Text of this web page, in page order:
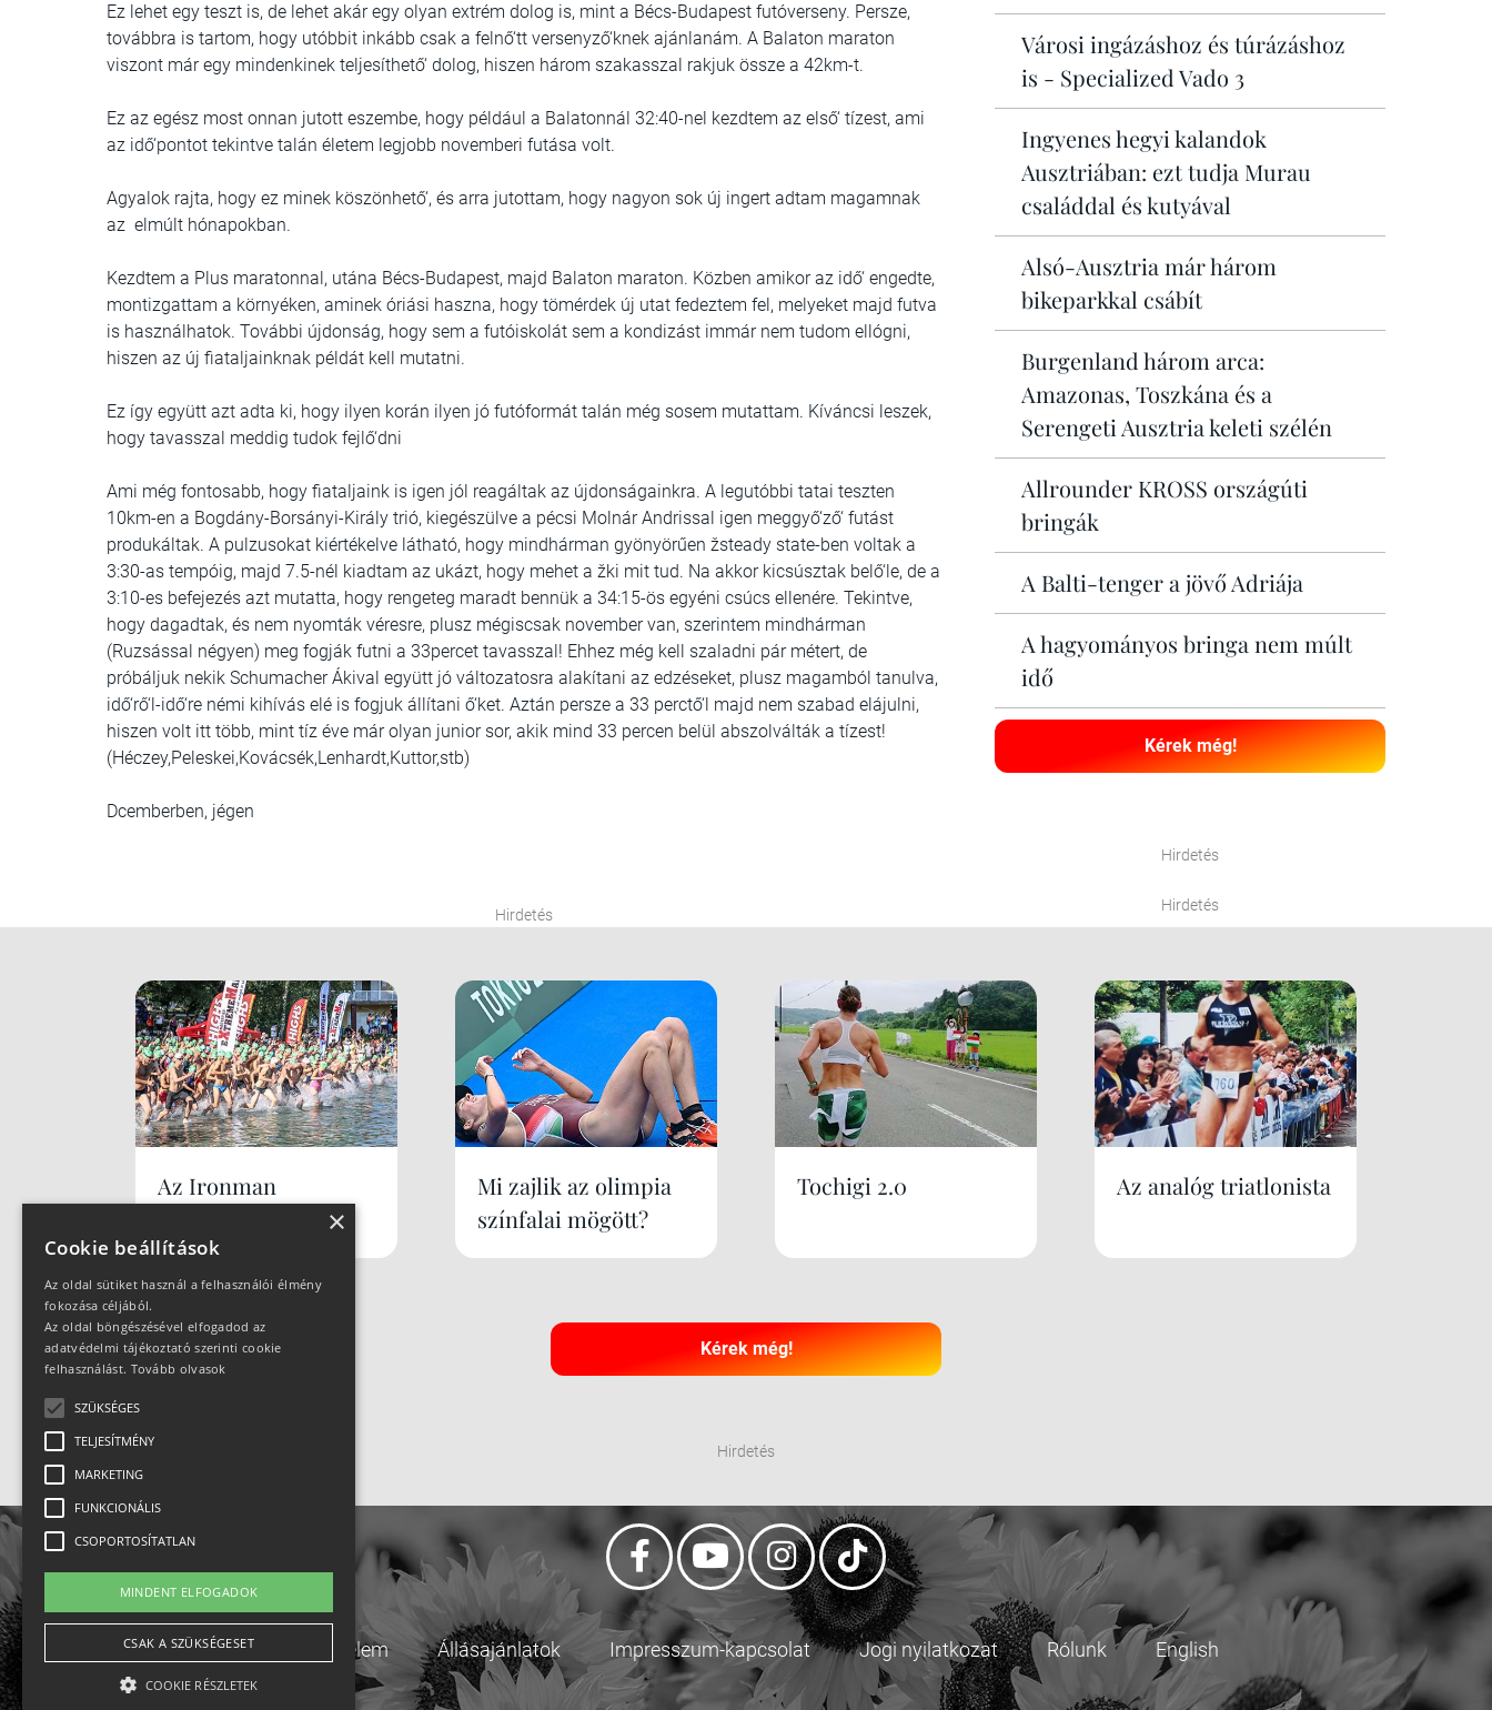
Ez lehet egy teszt is, de lehet akár egy olyan extrém dolog is, mint a Bécs-Budapest futóverseny. Persze,
továbbra is tartom, hogy utóbbit inkább csak a felnő‘tt versenyző‘knek ajánlanám. A Balaton maraton
viszont már egy mindenkinek teljesíthető‘ dolog, hiszen három szakasszal rakjuk össze a 42km-t.
Ez az egész most onnan jutott eszembe, hogy például a Balatonnál 32:40-nel kezdtem az első‘ tízest, ami
az idő‘pontot tekintve talán életem legjobb novemberi futása volt.
Agyalok rajta, hogy ez minek köszönhető‘, és arra jutottam, hogy nagyon sok új ingert adtam magamnak
az elmúlt hónapokban.
Kezdtem a Plus maratonnal, utána Bécs-Budapest, majd Balaton maraton. Közben amikor az idő‘ engedte,
montizgattam a környéken, aminek óriási haszna, hogy tömérdek új utat fedeztem fel, melyeket majd futva
is használhatok. További újdonság, hogy sem a futóiskolát sem a kondizást immár nem tudom ellógni,
hiszen az új fiataljainknak példát kell mutatni.
Ez így együtt azt adta ki, hogy ilyen korán ilyen jó futóformát talán még sosem mutattam. Kíváncsi leszek,
hogy tavasszal meddig tudok fejlő‘dni
Ami még fontosabb, hogy fiataljaink is igen jól reagáltak az újdonságainkra. A legutóbbi tatai teszten
10km-en a Bogdány-Borsányi-Király trió, kiegészülve a pécsi Molnár Andrissal igen meggyő‘ző‘ futást
produkáltak. A pulzusokat kiértékelve látható, hogy mindhárman gyönyörűen žsteady state-ben voltak a
3:30-as tempóig, majd 7.5-nél kiadtam az ukázt, hogy mehet a žki mit tud. Na akkor kicsúsztak belő‘le, de a
3:10-es befejezés azt mutatta, hogy rengeteg maradt bennük a 34:15-ös egyéni csúcs ellenére. Tekintve,
hogy dagadtak, és nem nyomták véresre, plusz mégiscsak november van, szerintem mindhárman
(Ruzsással négyen) meg fogják futni a 33percet tavasszal! Ehhez még kell szaladni pár métert, de
próbáljuk nekik Schumacher Ákival együtt jó változatosra alakítani az edzéseket, plusz magamból tanulva,
idő‘rő‘l-idő‘re némi kihívás elé is fogjuk állítani ő‘ket. Aztán persze a 33 perctő‘l majd nem szabad elájulni,
hiszen volt itt több, mint tíz éve már olyan junior sor, akik mind 33 percen belül abszolválták a tízest!
(Héczey,Peleskei,Kovácsék,Lenhardt,Kuttor,stb)
Dcemberben, jégen
Hirdetés
Városi ingázáshoz és túrázáshoz
is - Specialized Vado 3
Ingyenes hegyi kalandok
Ausztriában: ezt tudja Murau
családdal és kutyával
Alsó-Ausztria már három
bikeparkkal csábít
Burgenland három arca:
Amazonas, Toszkána és a
Serengeti Ausztria keleti szélén
Allrounder KROSS országúti
bringák
A Balti-tenger a jövő Adriája
A hagyományos bringa nem múlt
idő
Kérek még!
Hirdetés
Hirdetés
Az Ironman
Mi zajlik az olimpia
színfalai mögött?
Tochigi 2.0 Az analóg triatlonista
Kérek még!
Hirdetés
Adatvédelem Állásajánlatok Impresszum-kapcsolat Jogi nyilatkozat Rólunk English
×
Cookie beállítások
Az oldal sütiket használ a felhasználói élmény
fokozása céljából.
Az oldal böngészésével elfogadod az
adatvédelmi tájékoztató szerinti cookie
felhasználást. Tovább olvasok
SZÜKSÉGES
TELJESÍTMÉNY
MARKETING
FUNKCIONÁLIS
CSOPORTOSÍTATLAN
MINDENT ELFOGADOK
CSAK A SZÜKSÉGESET
COOKIE RÉSZLETEK